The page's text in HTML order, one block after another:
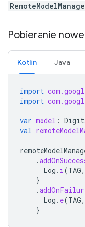
Pobieranie
Kotlin Java
import
import
var model :
val
.
Log . i(TAG,
}
.
Log . e(TAG,
}